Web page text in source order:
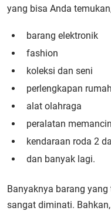
yang bisa Anda
barang elektronik
fashion
koleksi dan seni
perlengkapan
alat olahraga
peralatan
kendaraan roda 2
dan banyak lagi.
Banyaknya barang
sangat diminati.